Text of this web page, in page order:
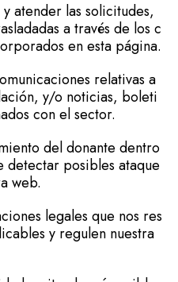
atender las solicitudes,
a través de los c
en esta página.
relativas a
y/o noticias, boleti
con el sector.
del donante dentro
posibles ataque
web.
legales que nos res
y regulen nuestra